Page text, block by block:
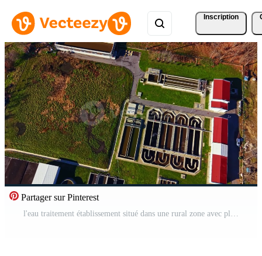
Inscription
Partager sur Pinterest
l'eau traitement établissement situé dans une rural zone avec plusieurs En traitement unités et bâtiments montré de un aérien point de vue dans lumière du jour Vidéo Gratuite